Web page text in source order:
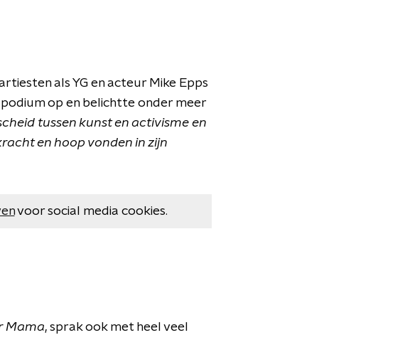
als YG en acteur Mike Epps
op en belichtte onder meer
tussen kunst en activisme en
en hoop vonden in zijn
voor social media cookies.
Mama, sprak ook met heel veel